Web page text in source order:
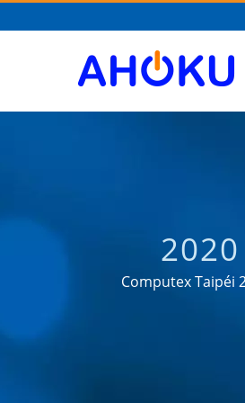
2020
Computex Taipéi